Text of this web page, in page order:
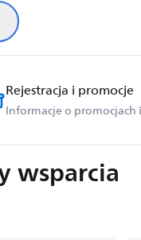
Rejestracja i promocje
Informacje o
wsparcia